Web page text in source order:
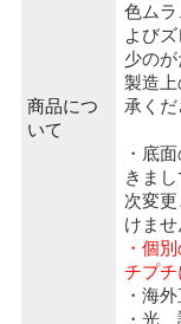
商品につ
いて
色ム
よび
少の
製造
承くだ
・底
きま
次変
けませ
・個
チプチ
・海
・光